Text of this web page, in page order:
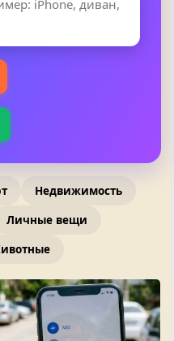
Недвижимость
Личные вещи